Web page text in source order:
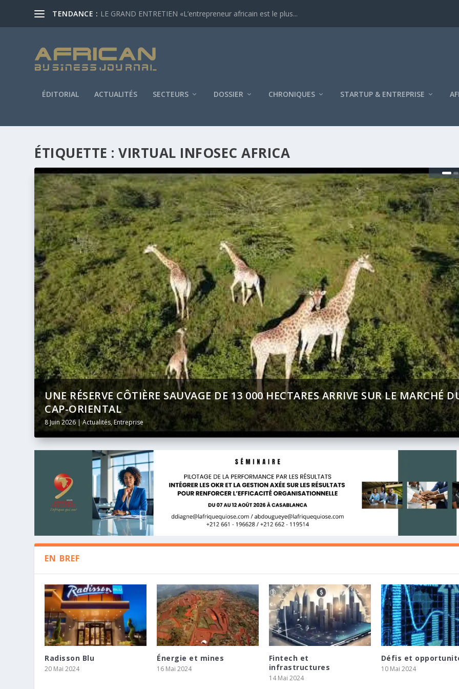
TENDANCE : LE GRAND ENTRETIEN «L’entrepreneur africain est le plus...
ÉDITORIAL ACTUALITÉS SECTEURS DOSSIER CHRONIQUES STARTUP & ENTREPRISE
ÉTIQUETTE :VIRTUAL INFOSEC AFRICA
BANQUE AFRICAINE DE DÉVELOPPEMENT (BAD) – ASSEMBLÉE ANNUELLES 2026 :
DIFFUSION INTÉGRALE ET EN DIRECT SUR AFRICA 24
24 Mai 2026|Actualités,Entreprise
LE GOUVERNEUR DE LA BANQUE CENTRALE D’ÉGYPTE ET LE PRÉSIDENT
D’AFREXIMBANK TIENNENT UNE CONFÉRENCE DE PRESSE SUR LES P...
STUDIA INC RENFORCE SON DÉVELOPPEMENT EN AFRIQUE ET CONCLUT UN
PARTENARIAT STRATÉGIQUE AVEC D.IA ADVISORY POUR ACCÉLÉRER LE DÉPLOI...
KHOLO CAPITAL ET TENSAI FOURNISSENT 275 MILLIONS ZAR POUR SOUTENIR
MANAGEMENT BUYOUT D’ISAMBANE MINING
EN BREF
Radisson Blu
20 Mai 2024
Énergie et mines
16 Mai 2024
Fintech et
infrastructures
14 Mai 2024
Défis et
10 Mai 2024